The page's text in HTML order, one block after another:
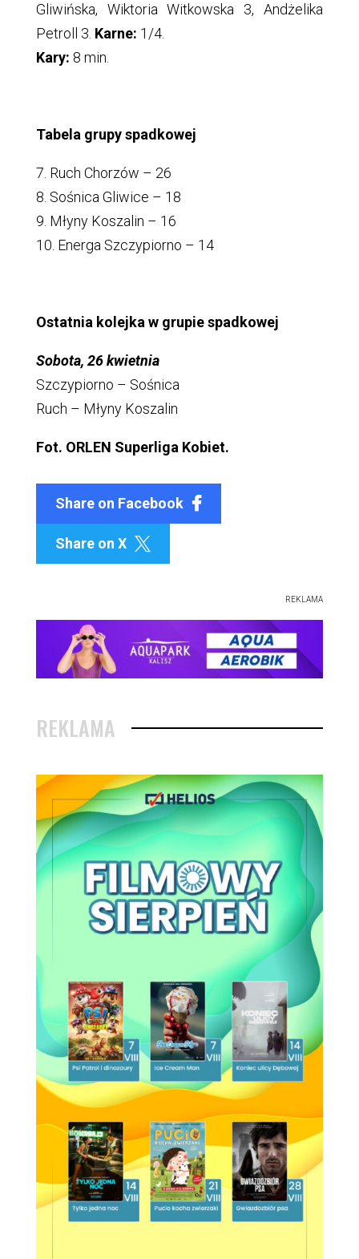
Gliwińska, Wiktoria Witkowska 3, Andżelika
Petroll 3. Karne: 1/4.
Kary: 8 min.
Tabela grupy spadkowej
7. Ruch Chorzów – 26
8. Sośnica Gliwice – 18
9. Młyny Koszalin – 16
10. Energa Szczypiorno – 14
Ostatnia kolejka w grupie spadkowej
Sobota, 26 kwietnia
Szczypiorno – Sośnica
Ruch – Młyny Koszalin
Fot. ORLEN Superliga Kobiet.
Share on Facebook
Share on X 
REKLAMA
REKLAMA